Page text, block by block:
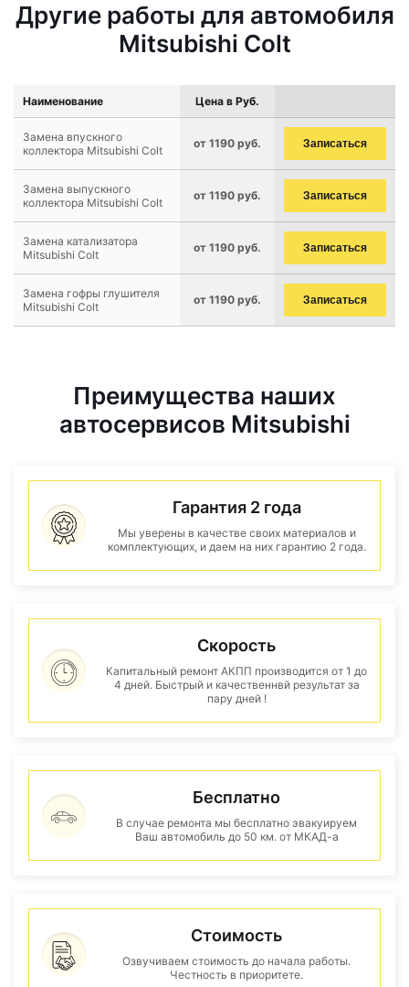
Другие работы для автомобиля
Mitsubishi Colt
Наименование Цена в Руб.
Замена впускного
коллектора Mitsubishi Colt
от 1190 руб. Записаться
Замена выпускного
коллектора Mitsubishi Colt
от 1190 руб. Записаться
Замена катализатора
Mitsubishi Colt
от 1190 руб. Записаться
Замена гофры глушителя
Mitsubishi Colt
от 1190 руб. Записаться
Преимущества наших
автосервисов Mitsubishi
Гарантия 2 года
Мы уверены в качестве своих материалов и
комплектующих, и даем на них гарантию 2 года.
Скорость
Капитальный ремонт АКПП производится от 1 до
4 дней. Быстрый и качественнвй результат за
пару дней !
Бесплатно
В случае ремонта мы бесплатно эвакуируем
Ваш автомобиль до 50 км. от МКАД-а
Стоимость
Озвучиваем стоимость до начала работы.
Честность в приоритете.